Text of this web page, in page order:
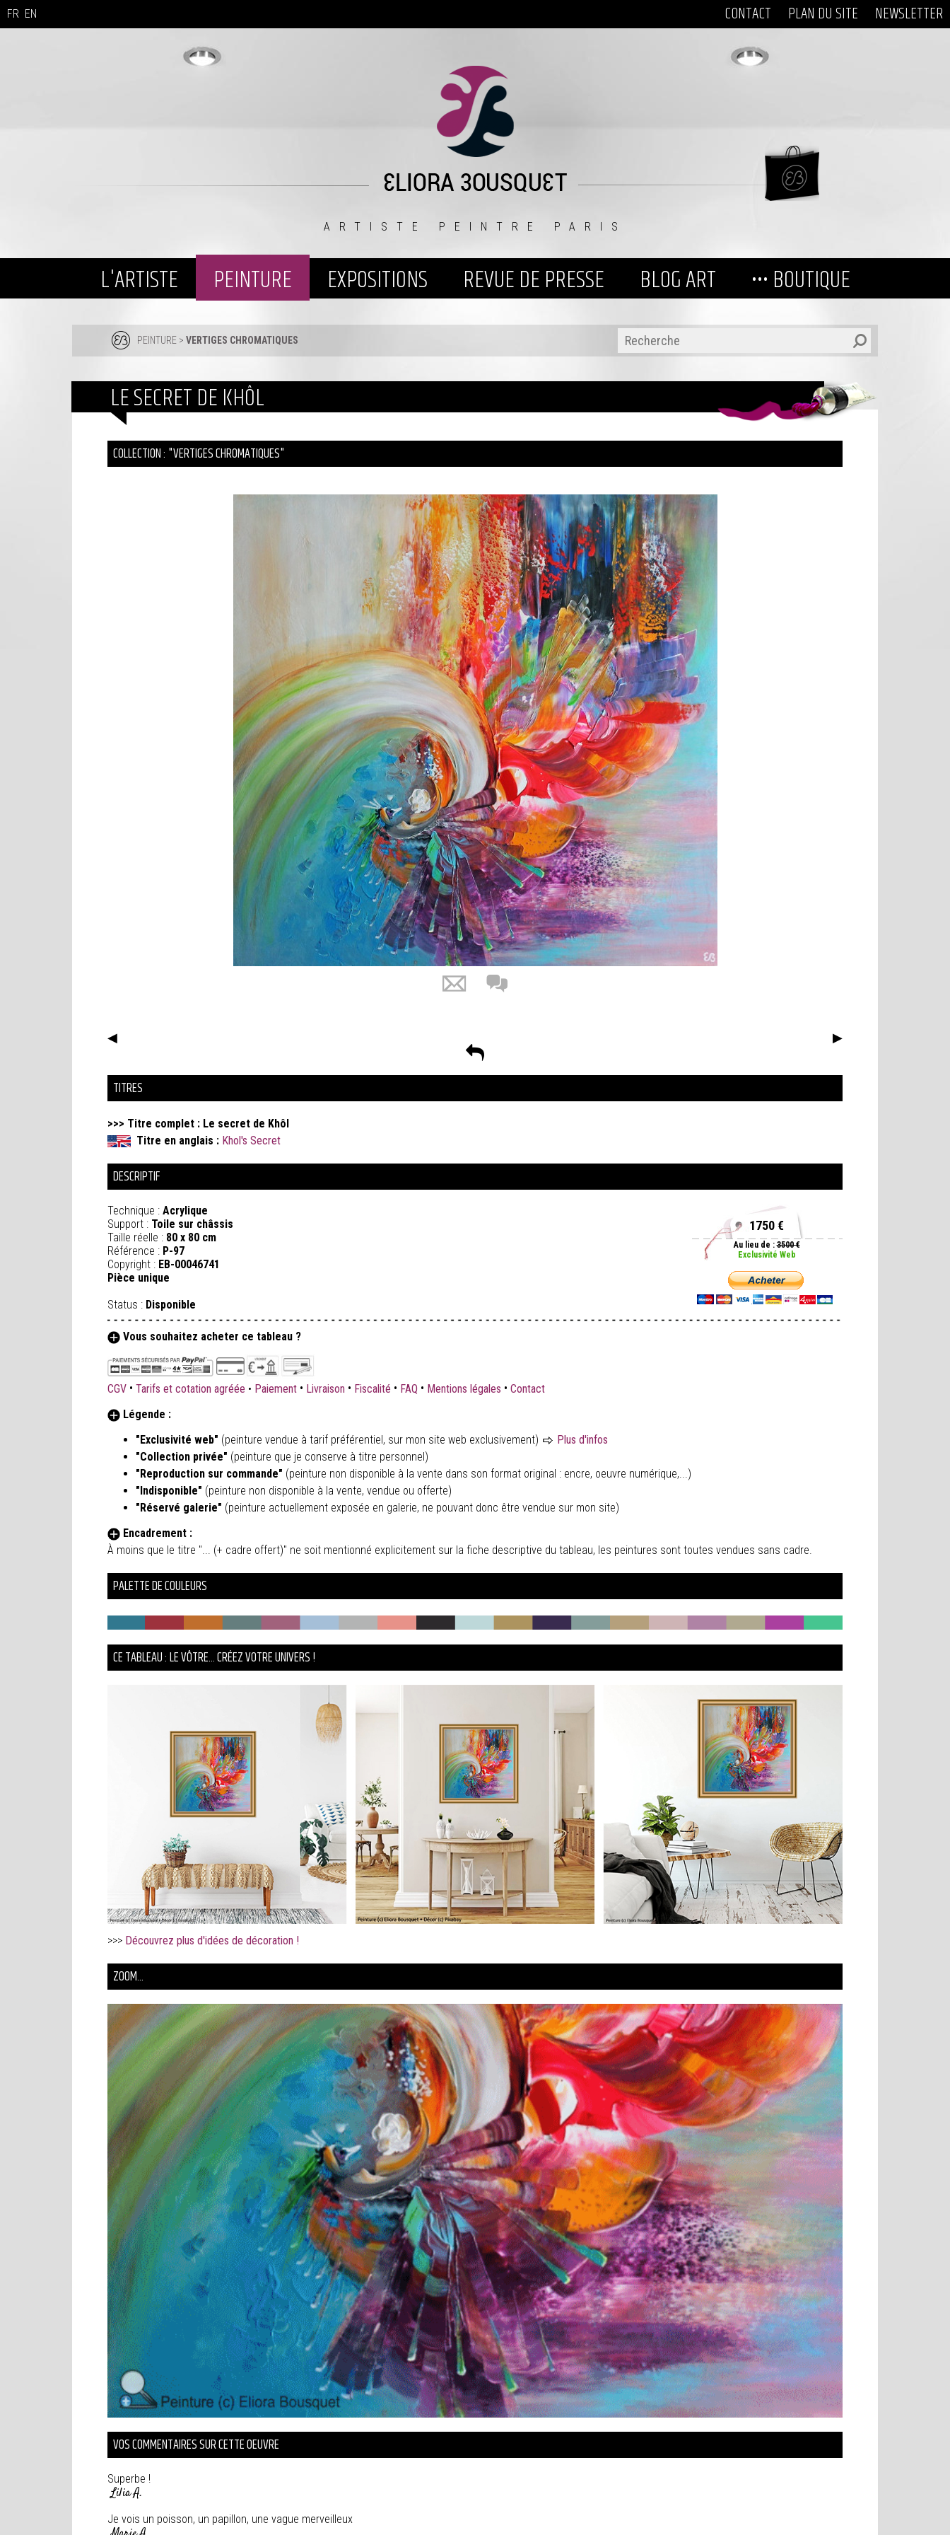
CONTACT PLAN DU SITE NEWSLETTER
FR EN
ARTISTE PEINTRE PARIS
L'ARTISTE PEINTURE EXPOSITIONS REVUE DE PRESSE BLOG ART ••• BOUTIQUE
PEINTURE > VERTIGES CHROMATIQUES
LE SECRET DE KHÔL
COLLECTION : "VERTIGES CHROMATIQUES"
◀ ▶
TITRES
>>> Titre complet : Le secret de Khôl
Titre en anglais : Khol's Secret
DESCRIPTIF
Technique : Acrylique
Support : Toile sur châssis
Taille réelle : 80 x 80 cm
Référence : P-97
Copyright : EB-00046741
Pièce unique
Status : Disponible
1750 €
Au lieu de :3500 €
Exclusivité Web
Vous souhaitez acheter ce tableau ?
CGV • Tarifs et cotation agréée • Paiement • Livraison • Fiscalité • FAQ • Mentions légales • Contact
Légende :
"Exclusivité web" (peinture vendue à tarif préférentiel, sur mon site web exclusivement)
Plus d'infos
"Collection privée" (peinture que je conserve à titre personnel)
"Reproduction sur commande" (peinture non disponible à la vente dans son format original : encre, oeuvre numérique,...)
"Indisponible" (peinture non disponible à la vente, vendue ou offerte)
"Réservé galerie" (peinture actuellement exposée en galerie, ne pouvant donc être vendue sur mon site)
Encadrement :
À moins que le titre "... (+ cadre offert)" ne soit mentionné explicitement sur la fiche descriptive du tableau, les peintures sont toutes vendues sans cadre.
PALETTE DE COULEURS
CE TABLEAU : LE VÔTRE... CRÉEZ VOTRE UNIVERS !
>>> Découvrez plus d'idées de décoration !
ZOOM...
VOS COMMENTAIRES SUR CETTE OEUVRE
Superbe !
Lilia A.
Je vois un poisson, un papillon, une vague merveilleux